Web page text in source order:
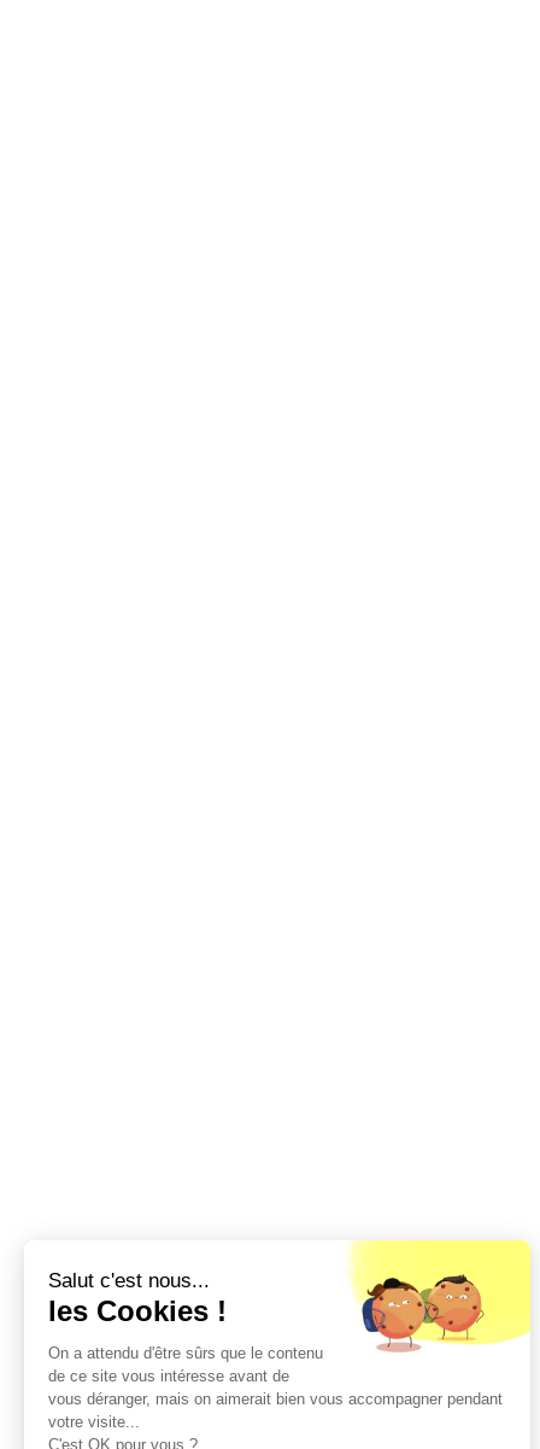
Salut c'est nous...
les Cookies !
On a attendu d'être sûrs que le contenu
de ce site vous intéresse avant de
vous déranger, mais on aimerait bien vous accompagner pendant
votre visite...
C'est OK pour vous ?